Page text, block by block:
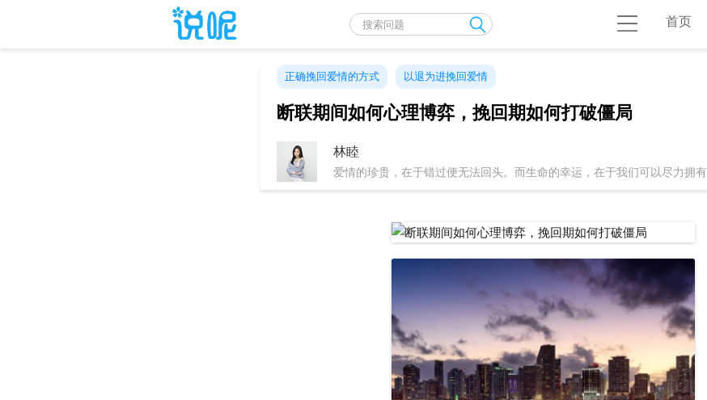
首页
正确挽回爱情的方式 以退为进挽回爱情
断联期间如何心理博弈，挽回期如何打破僵局
林睦
爱情的珍贵，在于错过便无法回头。而生命的幸运，在于我们可以尽力拥有